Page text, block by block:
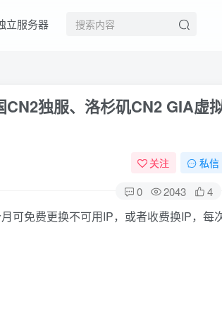
立服务器
独服、洛杉矶CN2 GIA虚
关注 私信
0 2043 4
可免费更换不可用IP，或者收费换IP，每